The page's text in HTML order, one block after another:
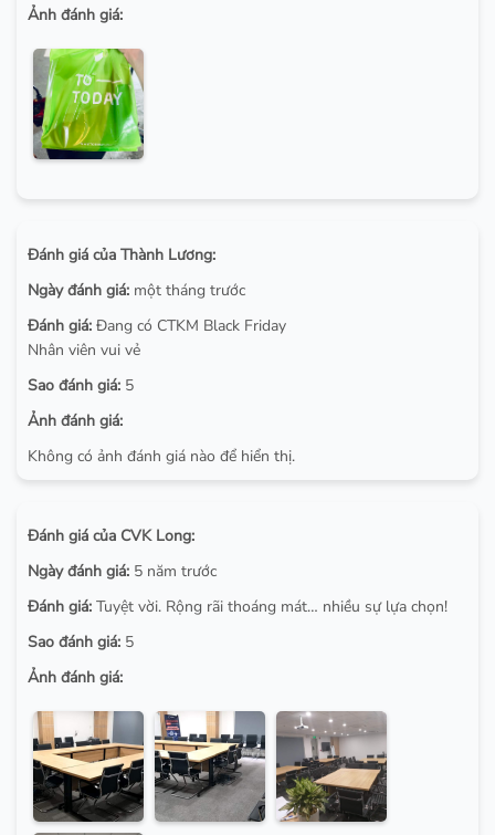
Ảnh đánh giá:
Đánh giá của Thành Lương:
Ngày đánh giá: một tháng trước
Đánh giá: Đang có CTKM Black Friday
Nhân viên vui vẻ
Sao đánh giá: 5
Ảnh đánh giá:
Không có ảnh đánh giá nào để hiển thị.
Đánh giá của CVK Long:
Ngày đánh giá: 5 năm trước
Đánh giá: Tuyệt vời. Rộng rãi thoáng mát… nhiều sự lựa chọn!
Sao đánh giá: 5
Ảnh đánh giá: